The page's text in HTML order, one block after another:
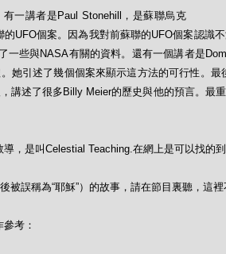
一講者是Paul Stonehill，是蘇聯烏克
UFO個案。 因為我對前蘇聯的UFO個案認識
一些與NASA有關的資料。 還有一個講者是
她引述了幾個個案來顯示這方法的可行性。 最
講述了很多Billy Meier的歷史與他的預言。最
，是叫Celestial Teaching.在網上是可以找的到
被誤稱為“耶穌”）的故事， 請在節目裏聽，這裡
考：